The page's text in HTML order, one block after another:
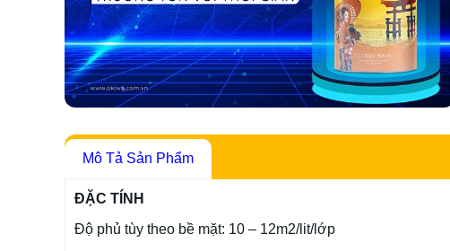
Mô Tả Sản Phẩm
ĐẶC TÍNH
Độ phủ tùy theo bề mặt: 10 – 12m2/lit/lớp